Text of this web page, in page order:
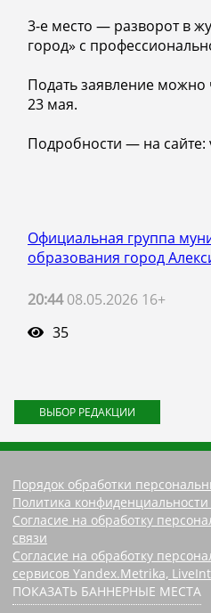
3-е место — разворот в
город» с
Подать заявление можно
23 мая.
Подробности — на сайте:
Официальная группа
образования город
20:4408.05.2026 16+
35
ВЫБОР РЕДАКЦИИ
Порядок обработки
Политика
Согласие на обработку
связи
Согласие на обработку
сервисов Yandex.Metrika,
ПОКАЗАТЬ БАННЕРНЫЕ МЕСТА